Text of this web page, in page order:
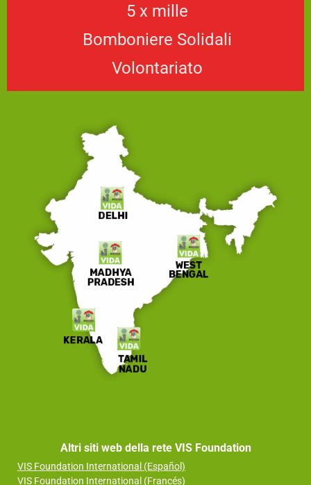
5 x mille
Bomboniere Solidali
Volontariato
Altri siti web della rete VIS Foundation
VIS Foundation International (Español)
VIS Foundation International (Francés)